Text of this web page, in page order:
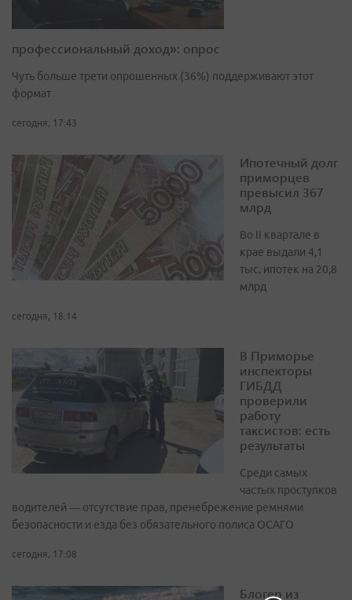
профессиональный доход»: опрос
Чуть больше трети опрошенных (36%) поддерживают этот
формат
сегодня, 17:43
Ипотечный долг
приморцев
превысил 367
млрд
Во II квартале в
крае выдали 4,1
тыс. ипотек на 20,8
млрд
сегодня, 18:14
В Приморье
инспекторы
ГИБДД
проверили
работу
таксистов: есть
результаты
Среди самых
частых проступков
водителей — отсутствие прав, пренебрежение ремнями
безопасности и езда без обязательного полиса ОСАГО
сегодня, 17:08
Блогер из